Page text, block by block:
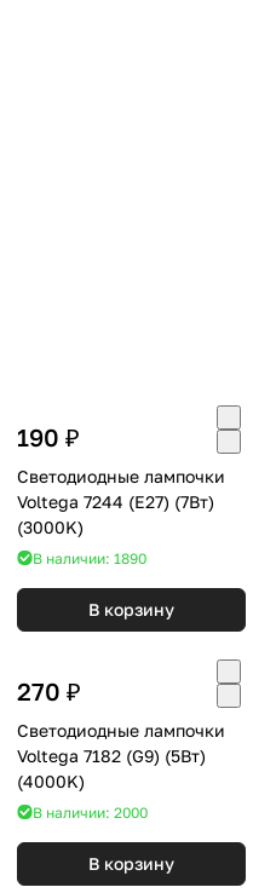
190 ₽
Светодиодные лампочки
Voltega 7244 (E27) (7Вт)
(3000K)
В наличии: 1890
В корзину
270 ₽
Светодиодные лампочки
Voltega 7182 (G9) (5Вт)
(4000K)
В наличии: 2000
В корзину